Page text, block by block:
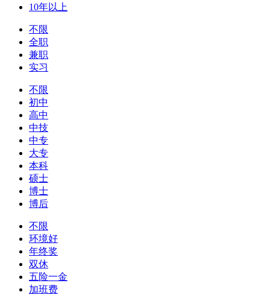
10年以上
不限
全职
兼职
实习
不限
初中
高中
中技
中专
大专
本科
硕士
博士
博后
不限
环境好
年终奖
双休
五险一金
加班费